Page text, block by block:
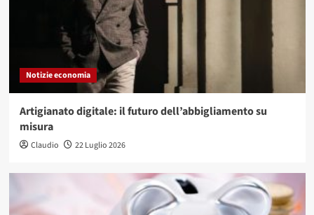
Notizie economia
Artigianato digitale: il futuro dell’abbigliamento su
misura
Claudio 22 Luglio 2026